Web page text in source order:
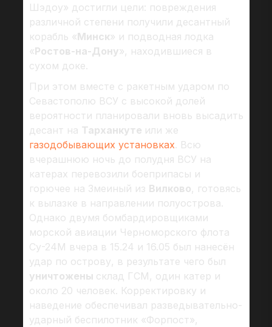
Шэдоу» достигли цели: повреждения
различной степени получили десантный
корабль «Минск» и подводная лодка
«Ростов-на-Дону», находившиеся в
сухом доке.
При этом вместе с ракетным ударом по
Севастополю ВСУ с высокой долей
вероятности планировали вновь высадить
десант на Тарханкуте или же
газодобывающих установках. Всю
вчерашнюю ночь до полудня ВСУ на
катерах перевозили боеприпасы и
горючее на Змеиный из Вилково, готовясь
к вылазке в направлении полуострова.
Однако двумя бомбардировщиками
морской авиации Черноморского флота
Су-24М вчера в 15.24 и 16.05 был нанесён
удар по острову, в результате чего был
уничтожены склад ГСМ, один катер и
около 20 человек. Корректировку и
наведение обеспечивал разведывательно-
ударный беспилотник «Форпост»,